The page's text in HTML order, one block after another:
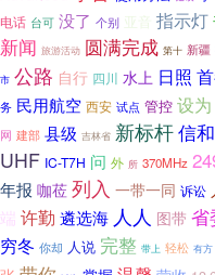
电话 台可 没了 个别 亚音 指示灯
新闻 旅游活动 圆满完成 第十 新疆
市 公路 自行 四川 水上 日照
务 民用航空 西安 试点 管控 设为
网 建部 县级 吉林省 新标杆信和
UHF IC-T7H 问 外 所 370MHz
年报 咖莅列入 一带一同 诉讼
端 许勤 遴选海 人人 图带 省
穷冬 你却 人说 完整 带上 轻松 有方